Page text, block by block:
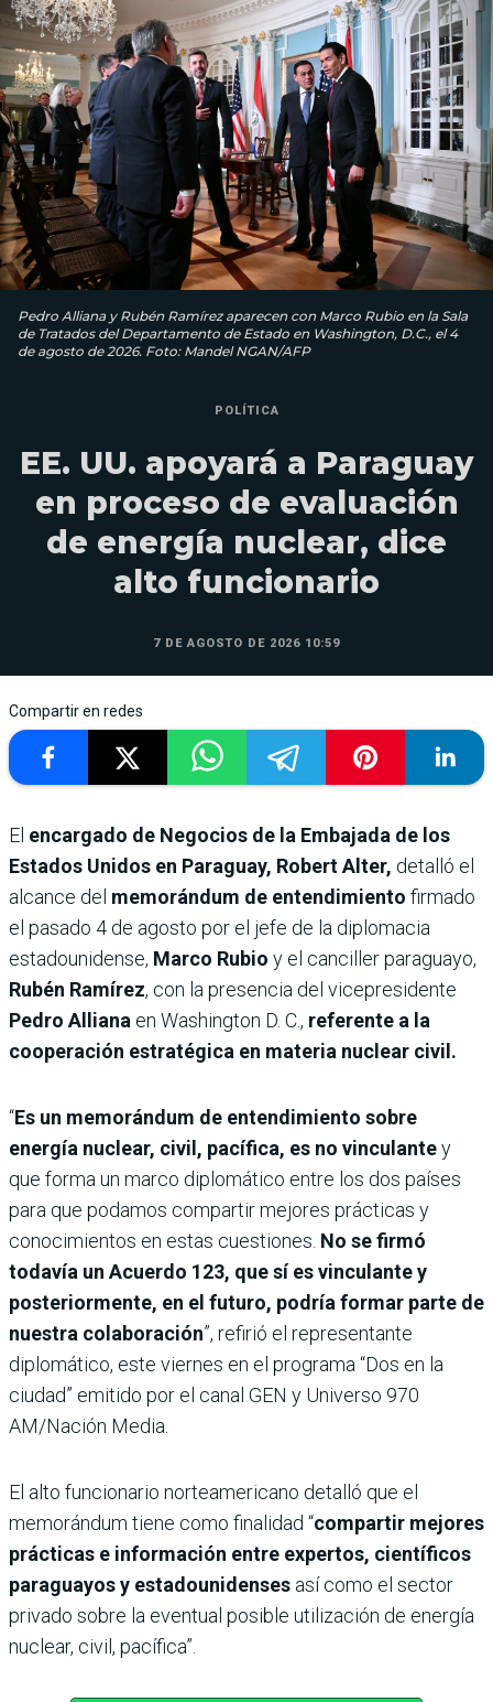
Pedro Alliana y Rubén Ramírez aparecen con Marco Rubio en la Sala
de Tratados del Departamento de Estado en Washington, D.C., el 4
de agosto de 2026. Foto: Mandel NGAN/AFP
POLÍTICA
EE. UU. apoyará a Paraguay
en proceso de evaluación
de energía nuclear, dice
alto funcionario
7 DE AGOSTO DE 2026 10:59
Compartir en redes
El encargado de Negocios de la Embajada de los
Estados Unidos en Paraguay, Robert Alter, detalló el
alcance del memorándum de entendimiento firmado
el pasado 4 de agosto por el jefe de la diplomacia
estadounidense, Marco Rubio y el canciller paraguayo,
Rubén Ramírez, con la presencia del vicepresidente
Pedro Alliana en Washington D. C., referente a la
cooperación estratégica en materia nuclear civil.
“Es un memorándum de entendimiento sobre
energía nuclear, civil, pacífica, es no vinculantey
que forma un marco diplomático entre los dos países
para que podamos compartir mejores prácticas y
conocimientos en estas cuestiones. No se firmó
todavía un Acuerdo 123, que sí es vinculante y
posteriormente, en el futuro, podría formar parte de
nuestra colaboración”, refirió el representante
diplomático, este viernes en el programa “Dos en la
ciudad” emitido por el canal GEN y Universo 970
AM/Nación Media.
El alto funcionario norteamericano detalló que el
memorándum tiene como finalidad “compartir mejores
prácticas e información entre expertos, científicos
paraguayos y estadounidenses así como el sector
privado sobre la eventual posible utilización de energía
nuclear, civil, pacífica”.